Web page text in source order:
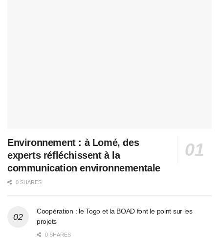
Environnement : à Lomé, des
experts réfléchissent à la
communication environnementale
0 SHARES
Coopération : le Togo et la BOAD font le point sur les
projets
0 SHARES